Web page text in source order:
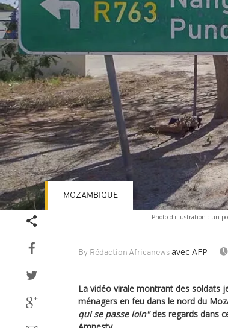
Photo d'illustration : un
By Rédaction Africanews avec AFP
MOZAMBIQUE
La vidéo virale montrant des soldats
ménagers en feu dans le nord du
qui se passe loin"des regards dans